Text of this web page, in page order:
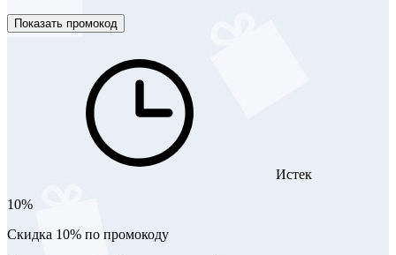
Показать промокод
Истек
10%
Скидка 10% по промокоду